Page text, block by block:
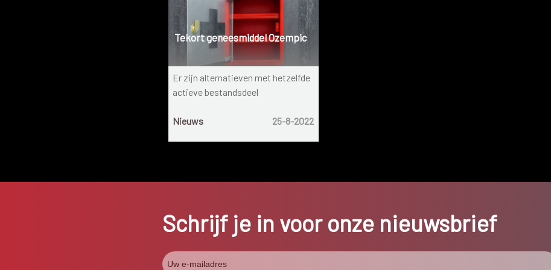
Tekort geneesmiddel Ozempic
Er zijn alternatieven met hetzelfde
actieve bestandsdeel
Nieuws 25-8-2022
Schrijf je in voor onze nieuwsbrief